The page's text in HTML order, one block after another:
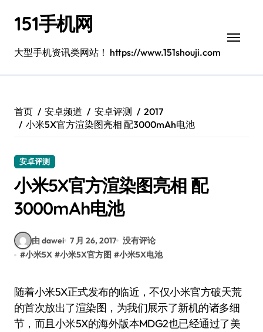
151手机网
大型手机资讯类网站！ https://www.151shouji.com
首页 安卓频道 安卓评测
2017
小米5X官方渲染图亮相 配3000mAh电池
安卓评测
小米5X官方渲染图亮相 配
3000mAh电池
由 dawei 7 月 26, 2017 没有评论
#小米5X #小米5X官方图 #小米5X电池
随着小米5X正式发布的临近，不仅小米官方破天荒
的首次放出了渲染图，为我们展示了新机的诸多细
节，而且小米5X的海外版本MDG2也已经通过了美